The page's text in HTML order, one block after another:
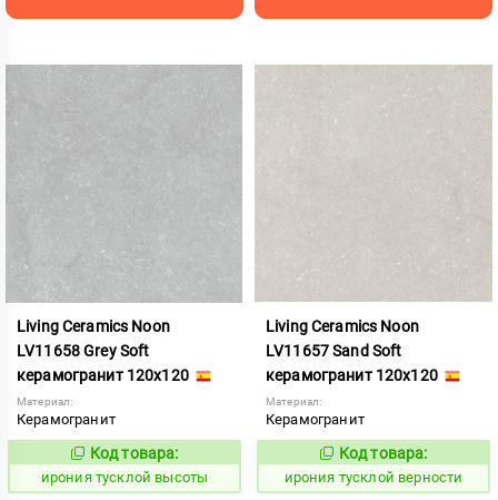
Living Ceramics Noon
LV11658 Grey Soft
керамогранит 120x120
Материал:
Керамогранит
1107007
Код товара:
ирония тусклой высоты
Living Ceramics Noon
LV11657 Sand Soft
керамогранит 120x120
Материал:
Керамогранит
1107006
Код товара:
ирония тусклой верности